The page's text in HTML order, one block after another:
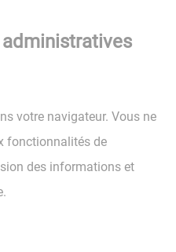
votre navigateur. Vous ne
fonctionnalités de
des informations et